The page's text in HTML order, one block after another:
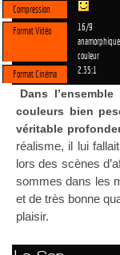
Compression
Format Vidéo
16/9
anamorphique
couleur
Format Cinéma
2.35:1
Dans
couleurs bien
véritable
réalisme, il lui
lors des scènes
sommes dans les
et de très bonne
plaisir.